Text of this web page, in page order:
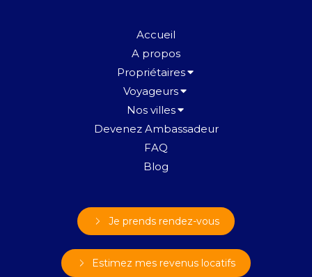
Accueil
A propos
Propriétaires
Voyageurs
Nos villes
Devenez Ambassadeur
FAQ
Blog
Je prends rendez-vous
Estimez mes revenus locatifs